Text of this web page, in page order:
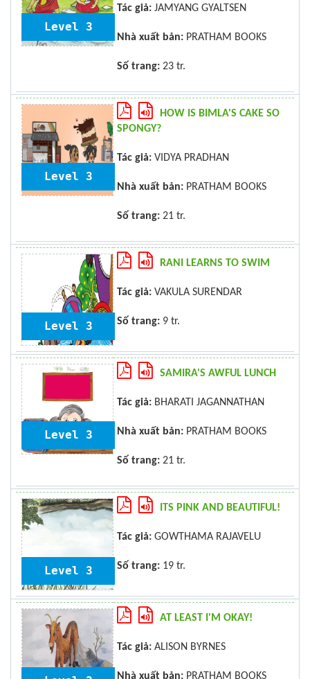
Level 3
Tác giả: JAMYANG GYALTSEN
Nhà xuất bản: PRATHAM BOOKS
Số trang: 23 tr.
Level 3
HOW IS BIMLA'S CAKE SO
SPONGY?
Tác giả: VIDYA PRADHAN
Nhà xuất bản: PRATHAM BOOKS
Số trang: 21 tr.
Level 3
RANI LEARNS TO SWIM
Tác giả: VAKULA SURENDAR
Số trang: 9 tr.
Level 3
SAMIRA'S AWFUL LUNCH
Tác giả: BHARATI JAGANNATHAN
Nhà xuất bản: PRATHAM BOOKS
Số trang: 21 tr.
Level 3
ITS PINK AND BEAUTIFUL!
Tác giả: GOWTHAMA RAJAVELU
Số trang: 19 tr.
AT LEAST I'M OKAY!
Tác giả: ALISON BYRNES
Nhà xuất bản: PRATHAM BOOKS